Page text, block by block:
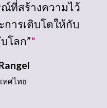
ณ์ที่สร้างความไว้
การเติบโตให้กับ
โลก”"
ทศไทย